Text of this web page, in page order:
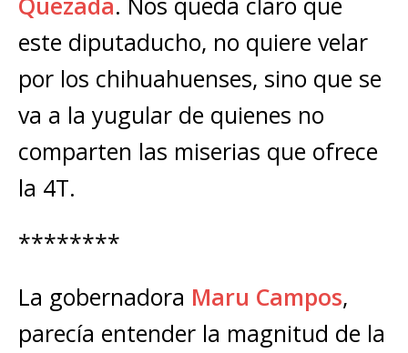
este diputaducho, no quiere velar
por los chihuahuenses, sino que se
va a la yugular de quienes no
comparten las miserias que ofrece
la 4T.
********
La gobernadora Maru Campos,
parecía entender la magnitud de la